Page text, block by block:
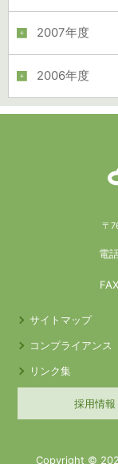
2007年度
2006年度
〒
電
サイトマップ
コンプライアンス
リンク集
採用情報
Copyright ©